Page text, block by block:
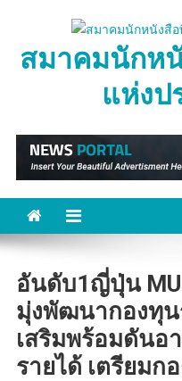
contentสมาคมนักห
แห่งป
อันดับ1ญี่ปุ่น
มุ่งพัฒนากองทุน
เสริมพร้อมดันอ
รายได้ เตรียมก